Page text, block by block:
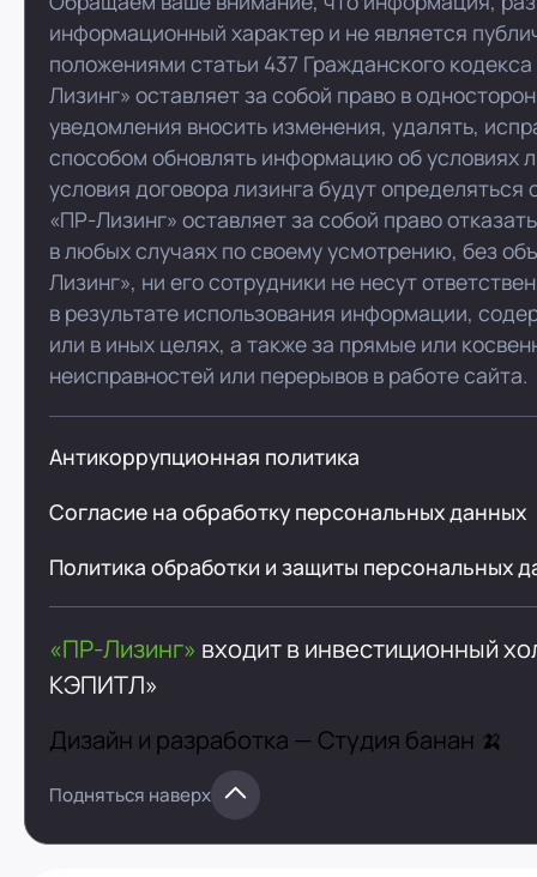
информационный характер и не является
положениями статьи 437 Гражданского
Лизинг» оставляет за собой право в
уведомления вносить изменения, удалять,
способом обновлять информацию об условиях
условия договора лизинга будут
«ПР-Лизинг» оставляет за собой право
в любых случаях по своему усмотрению, без
Лизинг», ни его сотрудники не несут
в результате использования информации,
или в иных целях, а также за прямые или
неисправностей или перерывов в работе сайта.
Антикоррупционная политика
Согласие на обработку персональных данных
Политика обработки и защиты персональных
«ПР-Лизинг» входит в инвестиционный
КЭПИТЛ»
Дизайн и разработка — Студия банан 🍌
Подняться наверх